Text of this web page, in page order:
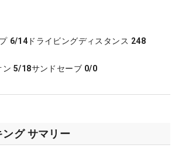
6/14 ドライビングディスタンス 248
ン 5/18サンドセーブ 0/0
グ サマリー